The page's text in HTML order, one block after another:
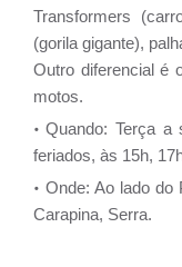
Transformers
(gorila gigante),
Outro diferencial é
motos.
Quando: Terça a
feriados, às 15h,
Onde: Ao lado do
Carapina, Serra.